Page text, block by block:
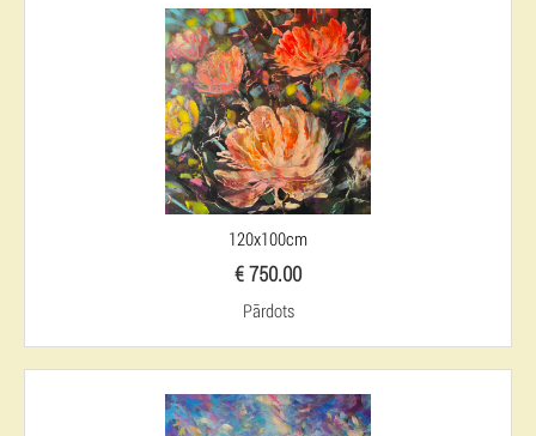
120x100cm
€ 750.00
Pārdots